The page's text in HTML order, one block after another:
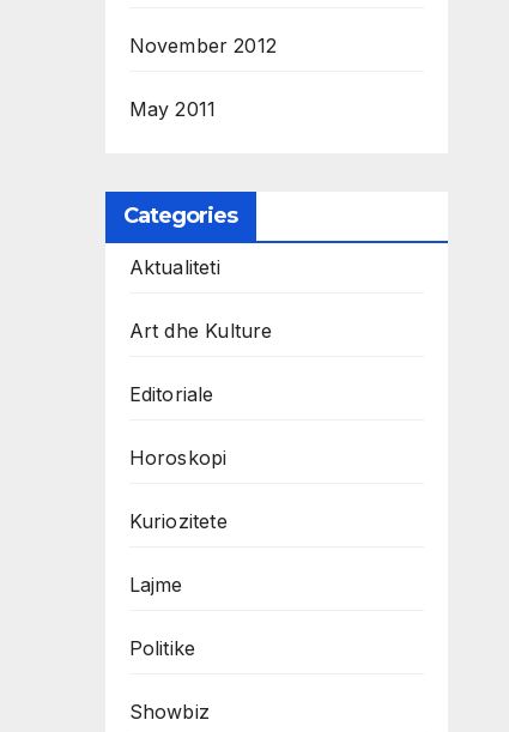
November 2012
May 2011
Categories
Aktualiteti
Art dhe Kulture
Editoriale
Horoskopi
Kuriozitete
Lajme
Politike
Showbiz